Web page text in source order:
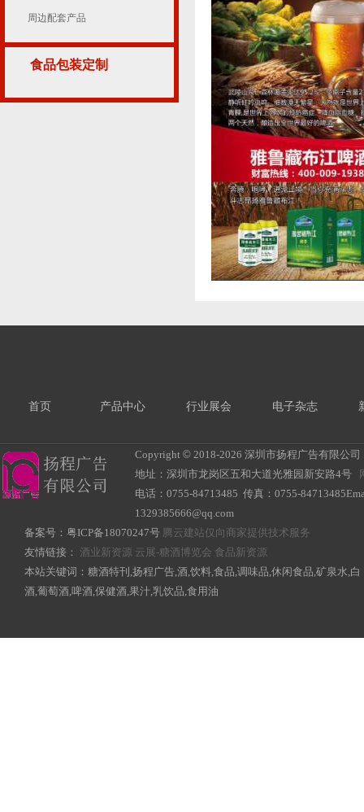
周边配套产品
食品包装定制
首页 产品中心 行业展会 电子杂志
Copyright © 2018-2026 深圳市扬程广告有限公
地址：深圳市龙岗区五和大道光雅园新安路4号
电话：0755-84713485 传真：0755-
1329385666@qq.com
备案号： 粤ICP备18070247号 腾云建站仅向商家提供技术服务
友情链接： 酒业新资源 云展-糖酒博览会 食品新资源
本站关键词：糖酒特刊,扬程广告,酒,饮料,食品,调味品,休闲食品,矿泉水,白
酒,葡萄酒,啤酒,保健酒,果汁,乳饮品,食用油